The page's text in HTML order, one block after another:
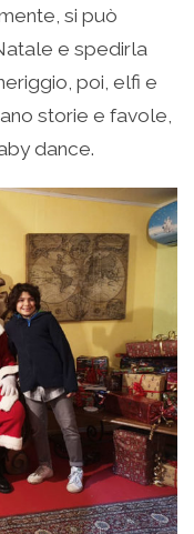
si può
e spedirla
poi, elfi e
storie e favole,
dance.